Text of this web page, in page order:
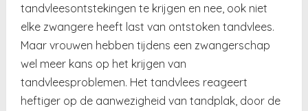
tandvleesontstekingen te krijgen en nee, ook niet
elke zwangere heeft last van ontstoken tandvlees.
Maar vrouwen hebben tijdens een zwangerschap
wel meer kans op het krijgen van
tandvleesproblemen. Het tandvlees reageert
heftiger op de aanwezigheid van tandplak, door de